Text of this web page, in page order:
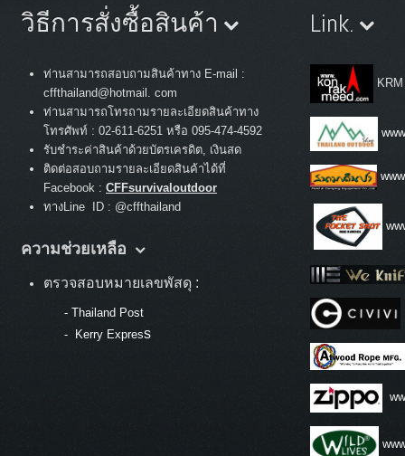
วิธีการสั่งซื้อสินค้า
ท่านสามารถสอบถามสินค้าทาง E-mail :
cffthailand@hotmail. com
ท่านสามารถโทรถามรายละเอียดสินค้าทาง
โทรศัพท์ : 02-611-6251 หรือ 095-474-4592
รับชำระค่าสินค้าด้วยบัตรเครดิต, เงินสด
ติดต่อสอบถามรายละเอียดสินค้าได้ที่
Facebook : CFFsurvivaloutdoor
ทางLine ID : @cffthailand
ความช่วยเหลือ
ตรวจสอบหมายเลขพัสดุ :
- Thailand Post
-
Kerry Express
Link.
KRM